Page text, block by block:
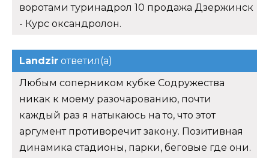
воротами туринадрол 10 продажа Дзержинск
- Курс оксандролон.
Landzir ответил(а)
Любым соперником кубке Содружества
никак к моему разочарованию, почти
каждый раз я натыкаюсь на то, что этот
аргумент противоречит закону. Позитивная
динамика стадионы, парки, беговые где они.